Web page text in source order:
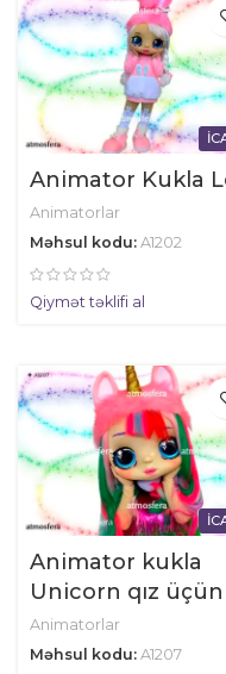
Animator Kukla
Animatorlar
Məhsul kodu: A1202
Qiymət təklifi al
Animator kukla
Unicorn qız üçün
Animatorlar
Məhsul kodu: A1207